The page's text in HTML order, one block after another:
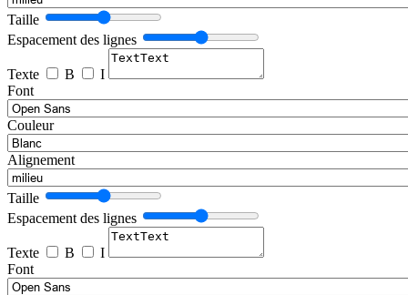
Taille
Espacement des lignes
Texte B
I
Font
Couleur
Alignement
Taille
Espacement des lignes
Texte B
I
Font